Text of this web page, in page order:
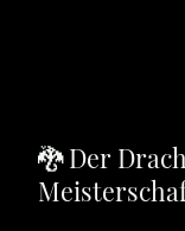
🐉 Der